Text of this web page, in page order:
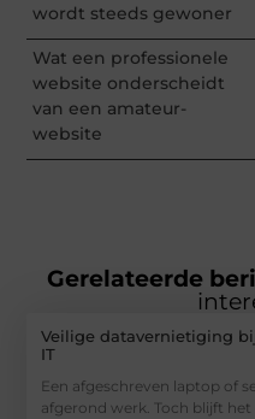
wordt steeds gewoner
Wat een professionele
website onderscheidt
van een amateur-
website
Gerelateerde
Veilige datavernietiging
IT
Een afgeschreven laptop of
afgerond werk. Toch blijft